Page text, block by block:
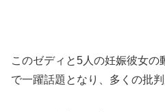
このゼディと5人の妊娠彼女の
で一躍話題となり、多くの批判